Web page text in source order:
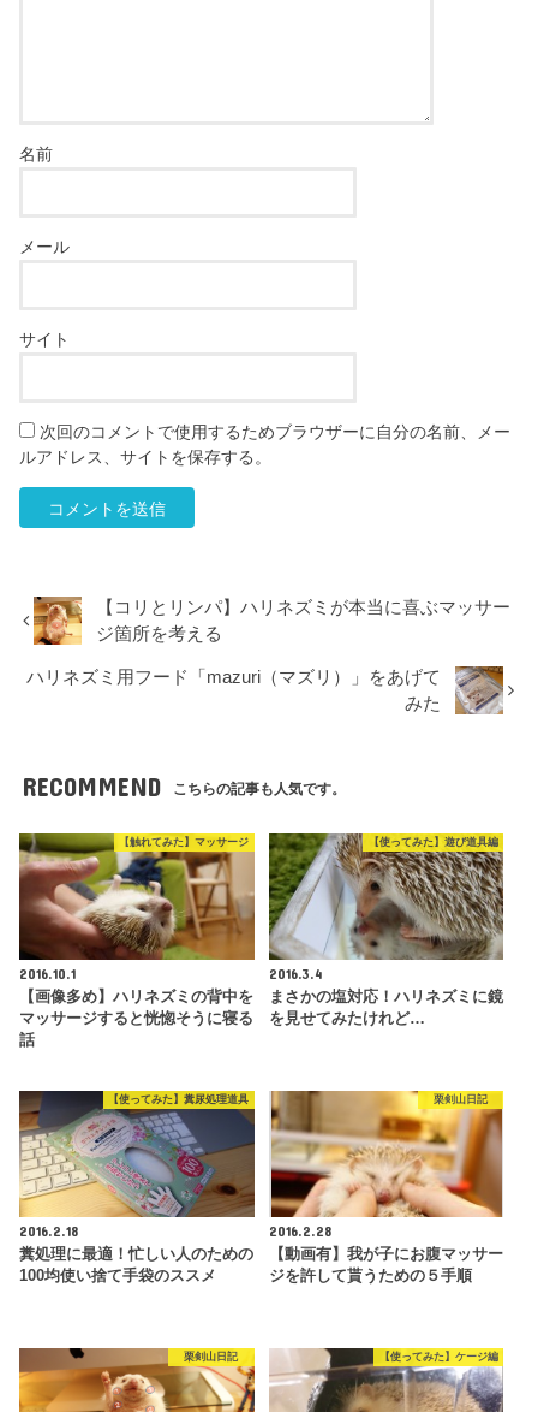
名前
メール
サイト
次回のコメントで使用するためブラウザーに自分の名前、メー
ルアドレス、サイトを保存する。
【コリとリンパ】ハリネズミが本当に喜ぶマッサー
ジ箇所を考える
ハリネズミ用フード「mazuri（マズリ）」をあげて
みた
RECOMMEND こちらの記事も人気です。
【触れてみた】マッサージ
2016.10.1
【画像多め】ハリネズミの背中を
マッサージすると恍惚そうに寝る
話
【使ってみた】遊び道具編
2016.3.4
まさかの塩対応！ハリネズミに鏡
を見せてみたけれど…
【使ってみた】糞尿処理道具
2016.2.18
糞処理に最適！忙しい人のための
100均使い捨て手袋のススメ
栗剣山日記
2016.2.28
【動画有】我が子にお腹マッサー
ジを許して貰うための５手順
栗剣山日記 【使ってみた】ケージ編